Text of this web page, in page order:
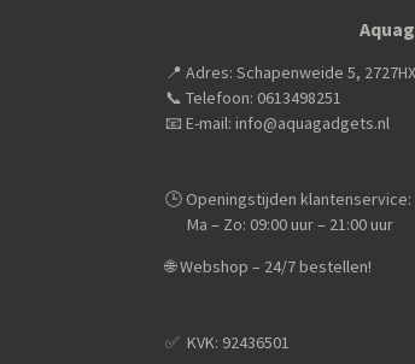
o
k
r
a
m
p
p
📍 Adres: Schapenweide 5,
📞 Telefoon: 0613498251
📧 E-mail: info@aquagadgets.nl
🕒 Openingstijden klantenservice:
Ma – Zo: 09:00 uur – 21:00 uur
🌐 Webshop – 24/7 bestellen!
✅️ KVK: 92436501